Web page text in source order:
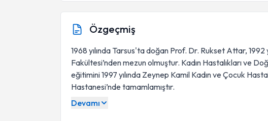
Özgeçmiş
1968 yılında Tarsus'ta doğan Prof. Dr. Rukset Attar, 1992
Fakültesi’nden mezun olmuştur. Kadın Hastalıkları ve
eğitimini 1997 yılında Zeynep Kamil Kadın ve Çocuk
Hastanesi’nde tamamlamıştır.
Devamı